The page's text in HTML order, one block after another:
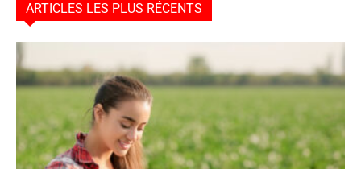
ARTICLES LES PLUS RÉCENTS